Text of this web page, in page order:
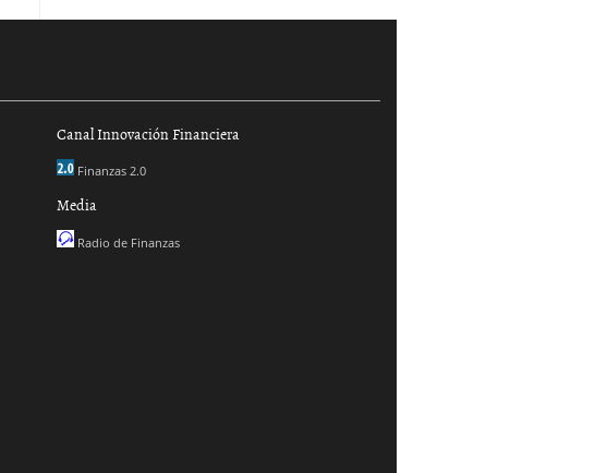
Canal Innovación Financiera
Finanzas 2.0
Media
Radio de Finanzas